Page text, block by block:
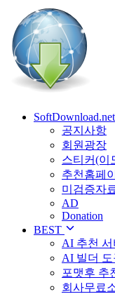
SoftDownload.net
공지사항
회원광장
스티커(이
추천홈페
미검증자
AD
Donation
BEST
AI 추천 서
AI 빌더 도
포맷후 추
회사무료